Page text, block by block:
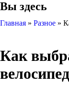
Вы здесь
Главная » Разное »
Как
велосипед